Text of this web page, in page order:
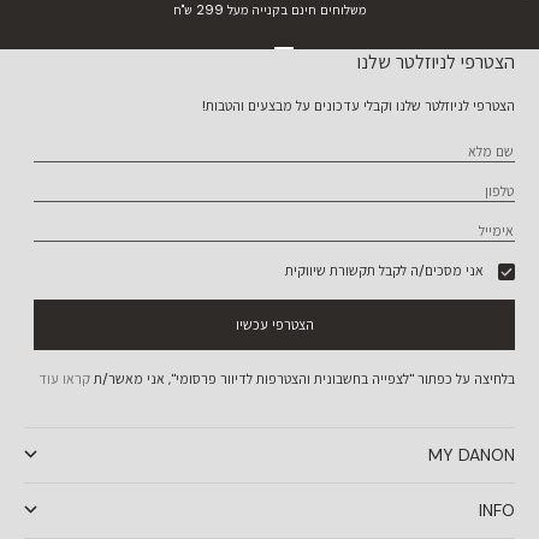
משלוחים חינם בקנייה מעל 299 ש"ח
הצטרפי לניוזלטר שלנו
הצטרפי לניוזלטר שלנו וקבלי עדכונים על מבצעים והטבות!
שם מלא
טלפון
אימייל
אני מסכים/ה לקבל תקשורת שיווקית
הצטרפי עכשיו
בלחיצה על כפתור "לצפייה בחשבונית והצטרפות לדיוור פרסומי", אני מאשר/תקראו עוד
MY DANON
INFO